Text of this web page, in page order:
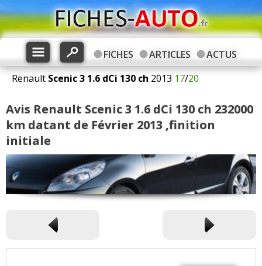
FICHES ARTICLES
ACTUS
Renault Scenic 3 1.6 dCi 130 ch 2013 17/20
Avis Renault Scenic 3 1.6 dCi 130 ch 232000
km datant de Février 2013 ,finition
initiale